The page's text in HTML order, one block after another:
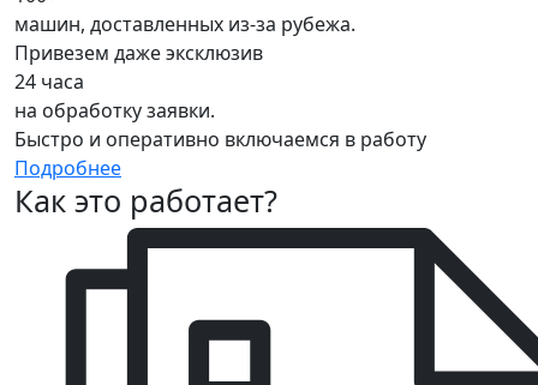
машин, доставленных из-за рубежа.
Привезем даже эксклюзив
24 часа
на обработку заявки.
Быстро и оперативно включаемся в работу
Подробнее
Как это работает?